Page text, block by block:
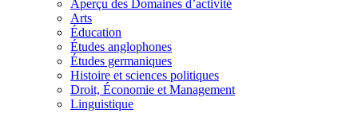
Aperçu des Domaines d’activité
Arts
Éducation
Études anglophones
Études germaniques
Histoire et sciences politiques
Droit, Économie et Management
Linguistique